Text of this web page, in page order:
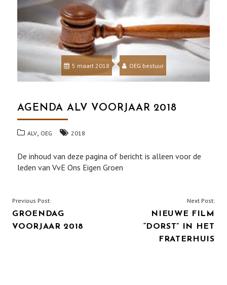
5 maart 2018 OEG bestuur
AGENDA ALV VOORJAAR 2018
ALV, OEG 2018
De inhoud van deze pagina of bericht is alleen voor de
leden van VvE Ons Eigen Groen
BERICHT
NAVIGATIE
Previous Post:
GROENDAG
VOORJAAR 2018
Next Post:
NIEUWE FILM
“DORST” IN HET
FRATERHUIS